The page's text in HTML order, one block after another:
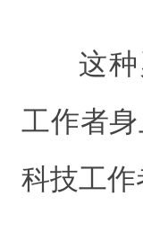
这
工作者
科技工作